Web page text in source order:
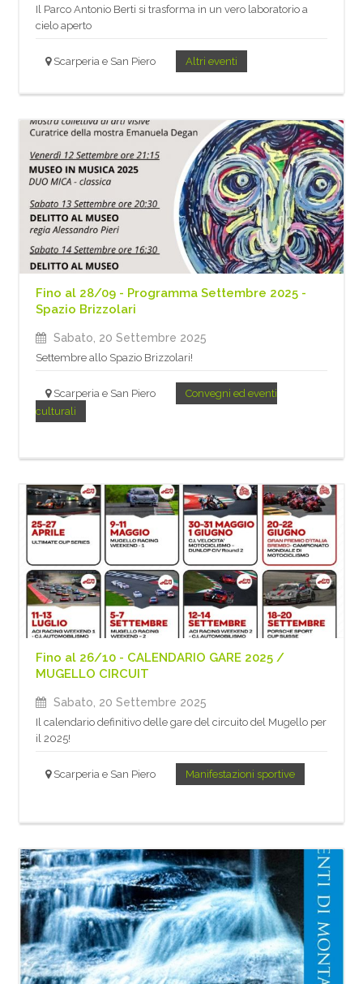
Il Parco Antonio Berti si trasforma in un vero laboratorio a
cielo aperto
Scarperia e San Piero Altri eventi
Fino al 28/09 - Programma Settembre 2025 -
Spazio Brizzolari
Sabato, 20 Settembre 2025
Settembre allo Spazio Brizzolari!
Scarperia e San Piero
Convegni ed eventi
culturali
Fino al 26/10 - CALENDARIO GARE 2025 /
MUGELLO CIRCUIT
Sabato, 20 Settembre 2025
Il calendario definitivo delle gare del circuito del Mugello per
il 2025!
Scarperia e San Piero Manifestazioni sportive